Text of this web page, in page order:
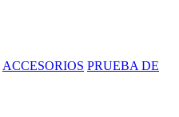
ACCESORIOS PRUEBA DE